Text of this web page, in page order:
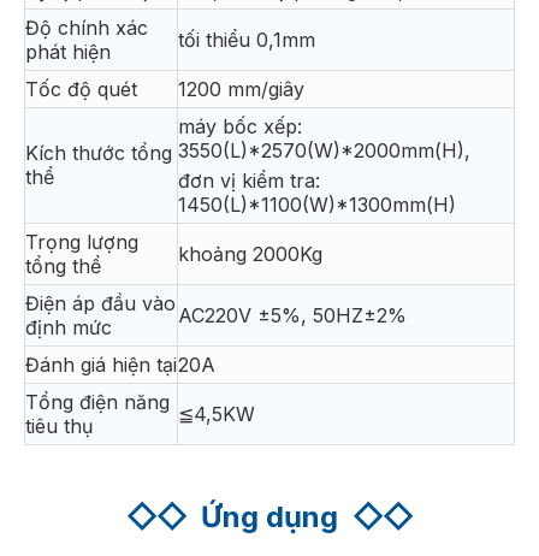
Độ chính xác
phát hiện
tối thiểu 0,1mm
Tốc độ quét 1200 mm/giây
Kích thước tổng
thể
máy bốc xếp:
3550(L)*2570(W)*2000mm(H),
đơn vị kiểm tra:
1450(L)*1100(W)*1300mm(H)
Trọng lượng
tổng thể
khoảng 2000Kg
Điện áp đầu vào
định mức
AC220V ±5%, 50HZ±2%
Đánh giá hiện tại20A
Tổng điện năng
tiêu thụ
≦4,5KW
◇◇ Ứng dụng ◇◇